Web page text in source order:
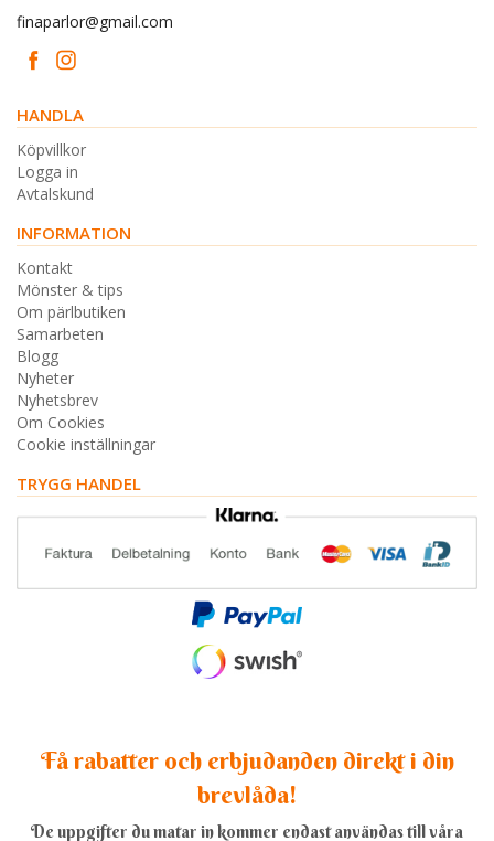
finaparlor@gmail.com
HANDLA
Köpvillkor
Logga in
Avtalskund
INFORMATION
Kontakt
Mönster & tips
Om pärlbutiken
Samarbeten
Blogg
Nyheter
Nyhetsbrev
Om Cookies
Cookie inställningar
TRYGG HANDEL
Få rabatter och erbjudanden direkt i din
brevlåda!
De uppgifter du matar in kommer endast användas till våra